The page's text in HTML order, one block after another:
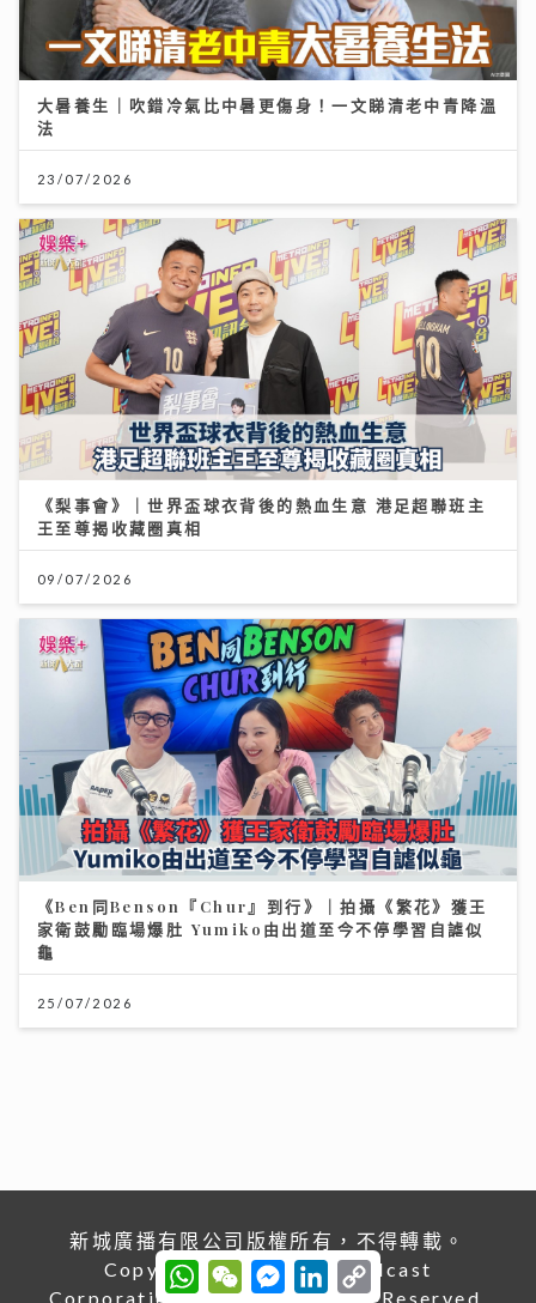
大暑養生｜吹錯冷氣比中暑更傷身！一文睇清老中青降溫
法
23/07/2026
《梨事會》｜世界盃球衣背後的熱血生意 港足超聯班主
王至尊揭收藏圈真相
09/07/2026
《Ben同Benson『Chur』到行》｜拍攝《繁花》獲王
家衛鼓勵臨場爆肚 Yumiko由出道至今不停學習自謔似
龜
25/07/2026
新城廣播有限公司版權所有，不得轉載。
Copyright © Metro Broadcast
Corporation Limited. All right Reserved.
W
h
W
e
M
e
L
C
o